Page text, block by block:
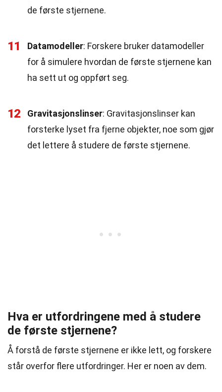
de første stjernene.
11 Datamodeller: Forskere bruker datamodeller
for å simulere hvordan de første stjernene kan
ha sett ut og oppført seg.
12 Gravitasjonslinser: Gravitasjonslinser kan
forsterke lyset fra fjerne objekter, noe som gjør
det lettere å studere de første stjernene.
Hva er utfordringene med å studere
de første stjernene?
Å forstå de første stjernene er ikke lett, og forskere
står overfor flere utfordringer. Her er noen av dem.